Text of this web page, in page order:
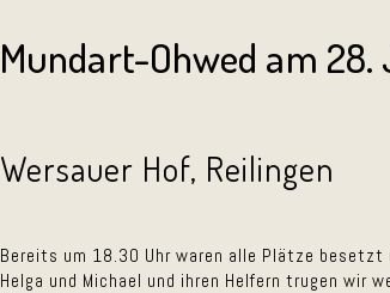
Mundart-Ohwed am
Wersauer Hof, Reilingen
Bereits um 18.30 Uhr waren alle Plätze besetzt
Helga und Michael und ihren Helfern trugen wir